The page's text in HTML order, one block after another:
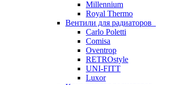
Millennium
Royal Thermo
Вентили для радиаторов
Carlo Poletti
Comisa
Oventrop
RETROstyle
UNI-FITT
Luxor